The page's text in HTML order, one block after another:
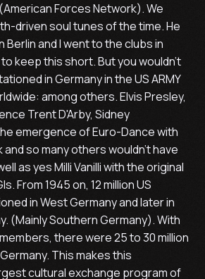
Forces Network). We
driven soul tunes of the time. He
Berlin and I went to the clubs in
keep this short. But you wouldn't
in Germany in the US ARMY
among others. Elvis Presley,
Trent D'Arby, Sidney
emergence of Euro-Dance with
and so many others wouldn't have
as yes Milli Vanilli with the original
From 1945 on, 12 million US
in West Germany and later in
(Mainly Southern Germany). With
there were 25 to 30 million
This makes this
cultural exchange program of